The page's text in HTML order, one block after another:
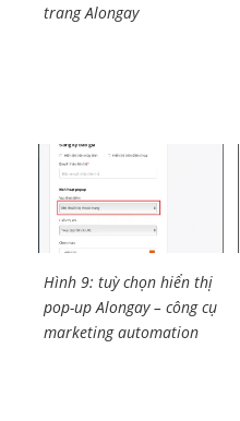
trang Alongay
Hình 9: tuỳ chọn hiển thị
pop-up Alongay – công cụ
marketing automation